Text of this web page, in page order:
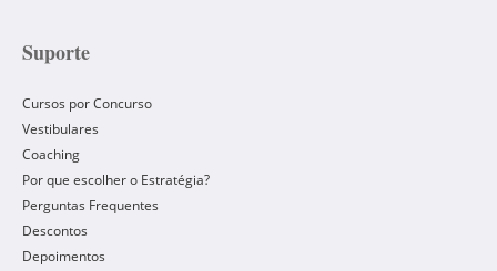
Suporte
Cursos por Concurso
Vestibulares
Coaching
Por que escolher o Estratégia?
Perguntas Frequentes
Descontos
Depoimentos